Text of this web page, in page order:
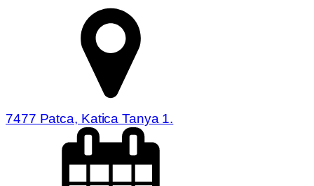
7477 Patca, Katica Tanya 1.